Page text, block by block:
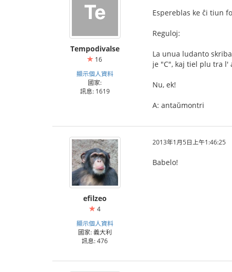
Tempodivalse
16
顯示個人資料
國家:
訊息: 1619
Espereblas ke ĉi tiun
Reguloj:
La unua ludanto
je "C", kaj tiel plu tra l'
Nu, ek!
A: antaŭmontri
efilzeo
4
顯示個人資料
國家: 義大利
訊息: 476
2013年1月5日上午1:46:25
Babelo!